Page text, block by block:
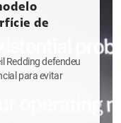
de
Redding defendeu
para evitar